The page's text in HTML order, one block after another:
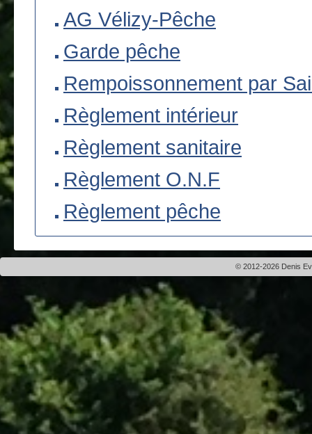
AG Vélizy-Pêche
Garde pêche
Rempoissonnement par
Règlement intérieur
Règlement sanitaire
Règlement O.N.F
Règlement pêche
© 2012-2026 Denis